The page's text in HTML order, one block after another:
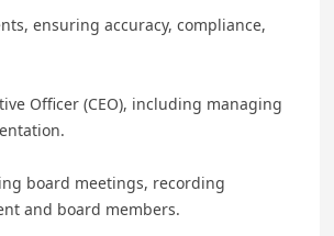
ensuring accuracy, compliance,
Officer (CEO), including managing
board meetings, recording
and board members.